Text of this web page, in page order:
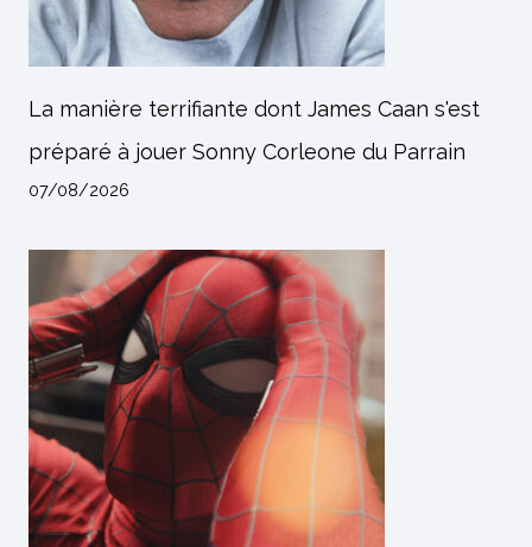
La manière terrifiante dont James Caan s'est
préparé à jouer Sonny Corleone du Parrain
07/08/2026